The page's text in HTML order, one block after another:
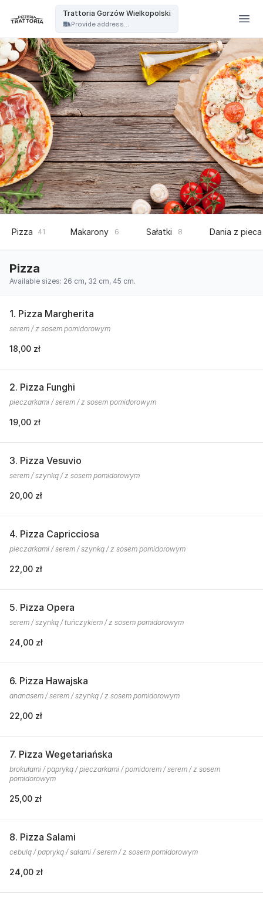
Trattoria Gorzów Wielkopolski
Provide address...
Pizza 41 Makarony 6 Sałatki 8 Dania z pieca
Pizza
Available sizes: 26 cm, 32 cm, 45 cm.
1. Pizza Margherita
serem / z sosem pomidorowym
18,00 zł
2. Pizza Funghi
pieczarkami / serem / z sosem pomidorowym
19,00 zł
3. Pizza Vesuvio
serem / szynką / z sosem pomidorowym
20,00 zł
4. Pizza Capricciosa
pieczarkami / serem / szynką / z sosem pomidorowym
22,00 zł
5. Pizza Opera
serem / szynką / tuńczykiem / z sosem pomidorowym
24,00 zł
6. Pizza Hawajska
ananasem / serem / szynką / z sosem pomidorowym
22,00 zł
7. Pizza Wegetariańska
brokułami / papryką / pieczarkami / pomidorem / serem / z sosem
pomidorowym
25,00 zł
8. Pizza Salami
cebulą / papryką / salami / serem / z sosem pomidorowym
24,00 zł